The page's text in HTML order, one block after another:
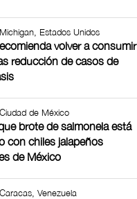
Estados Unidos
volver a consumir
reducción de casos de
de México
brote de salmonela está
con chiles jalapeños
de México
Venezuela